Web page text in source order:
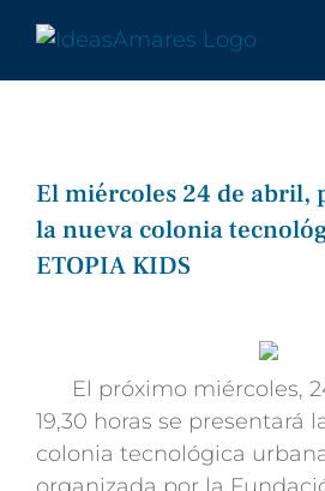
contenido
El miércoles 24 de abril,
la nueva colonia
ETOPIA KIDS
El próximo miércoles,
19,30 horas se presentará
colonia tecnológica